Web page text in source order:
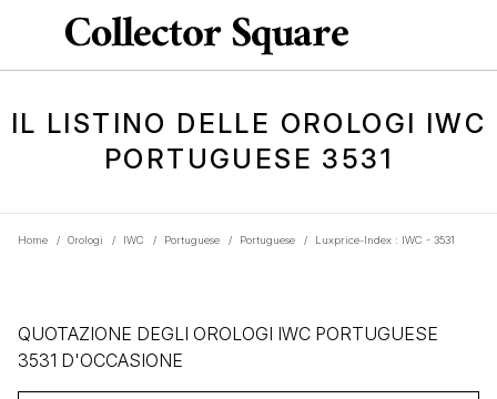
IL LISTINO DELLE OROLOGI IWC
PORTUGUESE 3531
Home / Orologi / IWC / Portuguese / Portuguese / Luxprice-Index : IWC - 3531
QUOTAZIONE DEGLI OROLOGI IWC PORTUGUESE
3531 D'OCCASIONE